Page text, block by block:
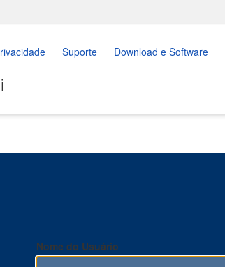
Suporte Download e Software
Nome do Usuário